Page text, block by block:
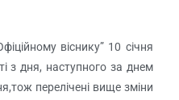
віснику” 10 січня
з дня, наступного за днем
перелічені вище зміни